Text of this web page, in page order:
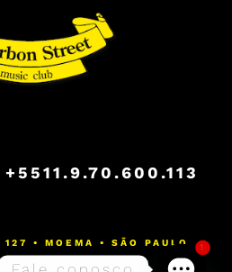
+5511.9.70.600.113
• MOEMA • SÃO PAULO 1